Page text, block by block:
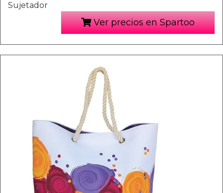
Sujetador
Ver precios en Spartoo